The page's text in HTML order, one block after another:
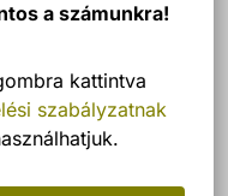
a számunkra!
kattintva
szabályzatnak